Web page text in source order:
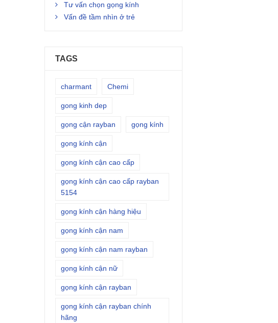
Tư vấn chọn gọng kính
Vấn đề tầm nhìn ở trẻ
TAGS
charmant Chemi
gong kinh dep
gọng cận rayban gọng kính
gọng kính cận
gọng kính cận cao cấp
gọng kính cận cao cấp rayban
5154
gọng kính cận hàng hiệu
gọng kính cận nam
gọng kính cận nam rayban
gọng kính cận nữ
gọng kính cận rayban
gọng kính cận rayban chính
hãng